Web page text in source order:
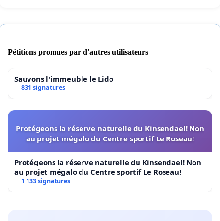
Pétitions promues par d'autres utilisateurs
Sauvons l'immeuble le Lido
831 signatures
Protégeons la réserve naturelle du Kinsendael! Non
au projet mégalo du Centre sportif Le Roseau!
Protégeons la réserve naturelle du Kinsendael! Non
au projet mégalo du Centre sportif Le Roseau!
1 133 signatures